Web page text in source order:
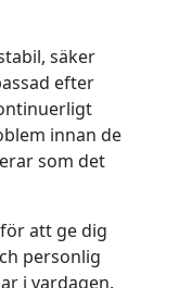
säker
efter
innan de
som det
att ge dig
personlig
i vardagen.